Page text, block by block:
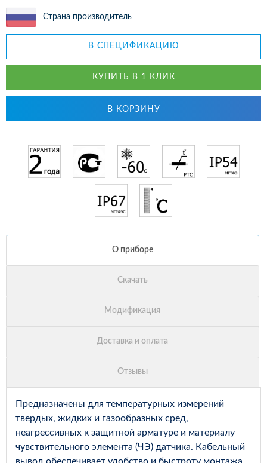
Страна производитель
В СПЕЦИФИКАЦИЮ
КУПИТЬ В 1 КЛИК
В КОРЗИНУ
Предназначены для температурных измерений
твердых, жидких и газообразных сред,
неагрессивных к защитной арматуре и материалу
чувствительного элемента (ЧЭ) датчика. Кабельный